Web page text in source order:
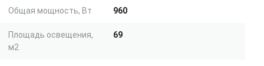
Общая мощность, Вт 960
Площадь освещения,
м2
69